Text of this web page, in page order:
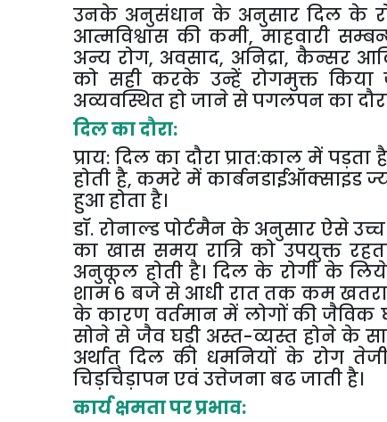
उनके अनुसंधान के अनुसार दिल के
आत्मविश्वास की कमी, माहवारी
अन्य रोग, अवसाद, अनिद्रा, कैन्सर
को सही करके उन्हें रोगमुक्त
अव्यवस्थित हो जाने से पगलपन का
दिल का दौरा:
प्राय: दिल का दौरा प्रात:काल में पड़ता है
होती है,कमरे में कार्बनडाईऑक्साइड
हुआ होता है।
डॉ. रोनाल्ड पोर्टमैन के अनुसार ऐसे
का खास समय रात्रि को उपयुक्त
अनुकूल होती है। दिल के रोगी के
शाम 6 बजे से आधी रात तक कम खतरा
के कारण वर्तमान में लोगों की जैविक
सोने से जैव घड़ी अस्त-व्यस्त होने के
अर्थात् दिल की धमनियों के रोग
चिड़चिड़ापन एवं उत्तेजना बढ जाती है।
कार्य क्षमता पर प्रभाव: